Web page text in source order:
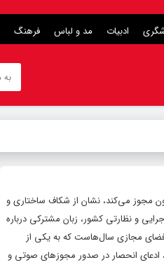
ادبیات مد و لباس فرهنگ
مجوز می‌کند، نشان از شکاف ساختاری و
و نظارتی کشور، زبان مشترکی درباره
فضای مجازی سال‌هاست که به یکی از
ادعای انحصار در صدور مجوزهای صوتی و